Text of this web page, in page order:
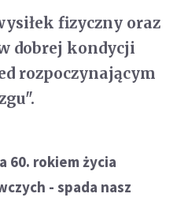
fizyczny oraz
dobrej kondycji
rozpoczynającym
60. rokiem życia
- spada nasz